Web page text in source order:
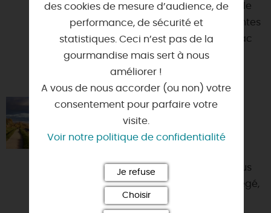
Location de canoës, de kayaks et de
Stands up paddle pour des descentes
sur la Loire. Organisation de bivouac
de une à plusieurs...
ENTRE LOIRE ET CANAL
balades à vélo ou à pied, nous vous
accueillons, au sein d'un site protégé,
dans ce studio in...
des cookies de mesure d’audience, de
performance, de sécurité et
statistiques. Ceci n’est pas de la
gourmandise mais sert à nous
améliorer !
A vous de nous accorder (ou non) votre
consentement pour parfaire votre
visite.
Voir notre politique de confidentialité
Je refuse
Choisir